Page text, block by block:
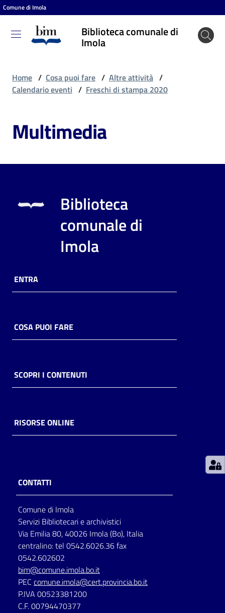
Vai al contenuto
Vai alla navigazione
Vai al footer
Comune di Imola
Biblioteca comunale di
Imola
Biblioteca
comunale
puoi
Risorse
online
Casa
Piani
storico
per
lettura
Seguici
su
Home / Cosa puoi fare / Altre attività /
Calendario eventi / Freschi di stampa 2020
Multimedia
Biblioteca
comunale di
Imola
ENTRA
COSA PUOI FARE
SCOPRI I CONTENUTI
RISORSE ONLINE
CONTATTI
Comune di Imola
Servizi Bibliotecari e archivistici
Via Emilia 80, 40026 Imola (Bo), Italia
centralino: tel 0542.6026.36 fax
0542.602602
bim@comune.imola.bo.it
PEC comune.imola@cert.provincia.bo.it
P.IVA 00523381200
C.F. 00794470377